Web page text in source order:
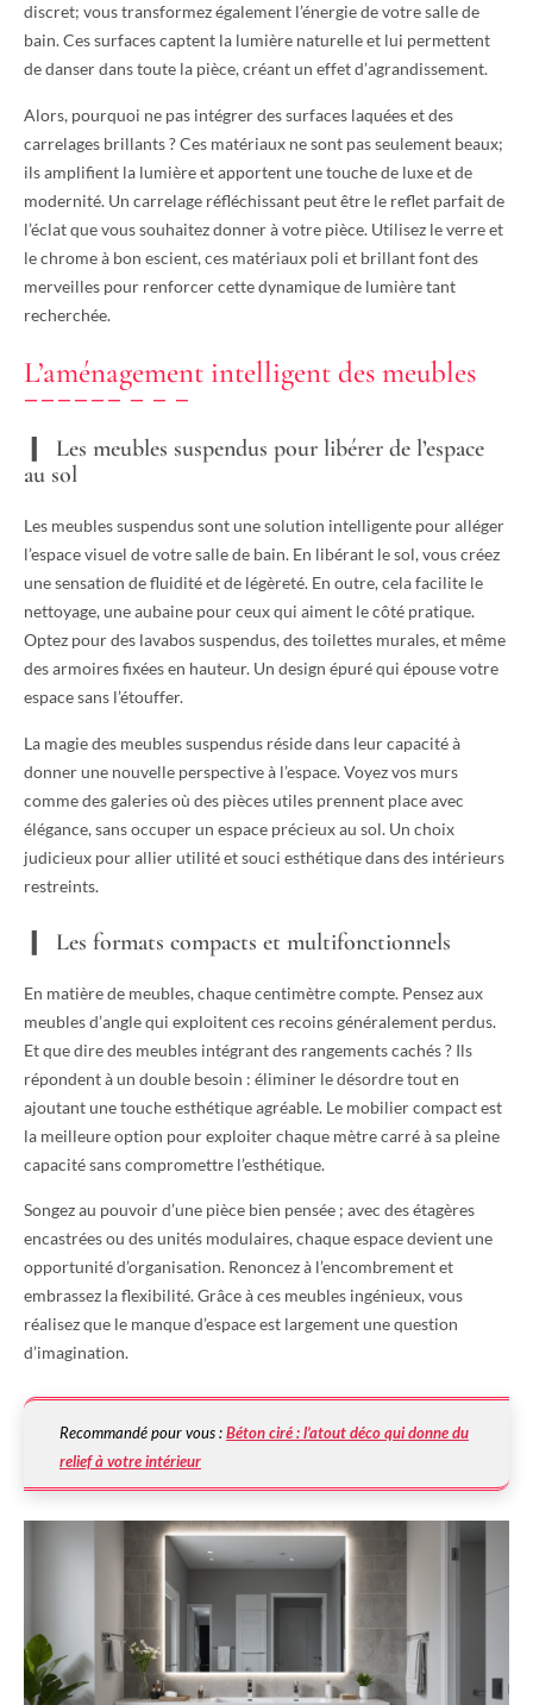
discret; vous transformez également l’énergie de votre salle de
bain. Ces surfaces captent la lumière naturelle et lui permettent
de danser dans toute la pièce, créant un effet d’agrandissement.
Alors, pourquoi ne pas intégrer des surfaces laquées et des
carrelages brillants ? Ces matériaux ne sont pas seulement beaux;
ils amplifient la lumière et apportent une touche de luxe et de
modernité. Un carrelage réfléchissant peut être le reflet parfait de
l’éclat que vous souhaitez donner à votre pièce. Utilisez le verre et
le chrome à bon escient, ces matériaux poli et brillant font des
merveilles pour renforcer cette dynamique de lumière tant
recherchée.
L’aménagement intelligent des meubles
Les meubles suspendus pour libérer de l’espace
au sol
Les meubles suspendus sont une solution intelligente pour alléger
l’espace visuel de votre salle de bain. En libérant le sol, vous créez
une sensation de fluidité et de légèreté. En outre, cela facilite le
nettoyage, une aubaine pour ceux qui aiment le côté pratique.
Optez pour des lavabos suspendus, des toilettes murales, et même
des armoires fixées en hauteur. Un design épuré qui épouse votre
espace sans l’étouffer.
La magie des meubles suspendus réside dans leur capacité à
donner une nouvelle perspective à l’espace. Voyez vos murs
comme des galeries où des pièces utiles prennent place avec
élégance, sans occuper un espace précieux au sol. Un choix
judicieux pour allier utilité et souci esthétique dans des intérieurs
restreints.
Les formats compacts et multifonctionnels
En matière de meubles, chaque centimètre compte. Pensez aux
meubles d’angle qui exploitent ces recoins généralement perdus.
Et que dire des meubles intégrant des rangements cachés ? Ils
répondent à un double besoin : éliminer le désordre tout en
ajoutant une touche esthétique agréable. Le mobilier compact est
la meilleure option pour exploiter chaque mètre carré à sa pleine
capacité sans compromettre l’esthétique.
Songez au pouvoir d’une pièce bien pensée ; avec des étagères
encastrées ou des unités modulaires, chaque espace devient une
opportunité d’organisation. Renoncez à l’encombrement et
embrassez la flexibilité. Grâce à ces meubles ingénieux, vous
réalisez que le manque d’espace est largement une question
d’imagination.
Recommandé pour vous :Béton ciré : l’atout déco qui donne du
relief à votre intérieur